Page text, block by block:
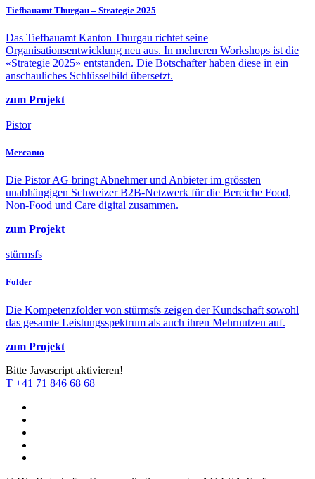
Tiefbauamt Thurgau – Strategie 2025
Das Tiefbauamt Kanton Thurgau richtet seine
Organisationsentwicklung neu aus. In mehreren Workshops ist die
«Strategie 2025» entstanden. Die Botschafter haben diese in ein
anschauliches Schlüsselbild übersetzt.
zum Projekt
Pistor
Mercanto
Die Pistor AG bringt Abnehmer und Anbieter im grössten
unabhängigen Schweizer B2B-Netzwerk für die Bereiche Food,
Non-Food und Care digital zusammen.
zum Projekt
stürmsfs
Folder
Die Kompetenzfolder von stürmsfs zeigen der Kundschaft sowohl
das gesamte Leistungsspektrum als auch ihren Mehrnutzen auf.
zum Projekt
Bitte Javascript aktivieren!
T +41 71 846 68 68